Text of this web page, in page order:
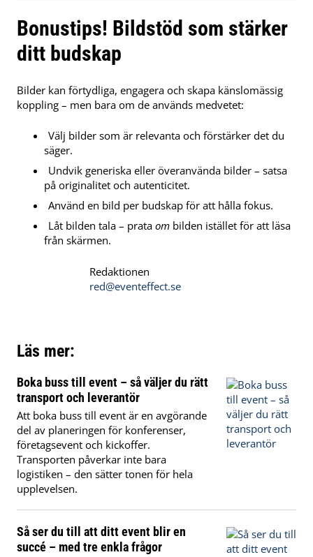
Bonustips! Bildstöd som stärker
ditt budskap
Bilder kan förtydliga, engagera och skapa känslomässig
koppling – men bara om de används medvetet:
Välj bilder som är relevanta och förstärker det du
säger.
Undvik generiska eller överanvända bilder – satsa
på originalitet och autenticitet.
Använd en bild per budskap för att hålla fokus.
Låt bilden tala – prataom bilden istället för att läsa
från skärmen.
Redaktionen
red@eventeffect.se
Läs mer:
Boka buss till event – så väljer du rätt
transport och leverantör
Att boka buss till event är en avgörande
del av planeringen för konferenser,
företagsevent och kickoffer.
Transporten påverkar inte bara
logistiken – den sätter tonen för hela
upplevelsen.
Så ser du till att ditt event blir en
succé – med tre enkla frågor